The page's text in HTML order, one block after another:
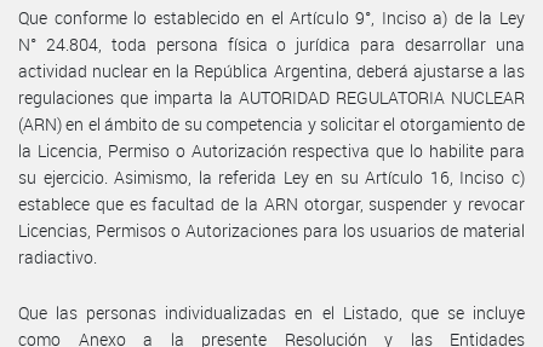
Que conforme lo establecido en el Artículo 9°, Inciso a) de la Ley
N° 24.804, toda persona física o jurídica para desarrollar una
actividad nuclear en la República Argentina, deberá ajustarse a las
regulaciones que imparta la AUTORIDAD REGULATORIA NUCLEAR
(ARN) en el ámbito de su competencia y solicitar el otorgamiento de
la Licencia, Permiso o Autorización respectiva que lo habilite para
su ejercicio. Asimismo, la referida Ley en su Artículo 16, Inciso c)
establece que es facultad de la ARN otorgar, suspender y revocar
Licencias, Permisos o Autorizaciones para los usuarios de material
radiactivo.
Que las personas individualizadas en el Listado, que se incluye
como Anexo a la presente Resolución y las Entidades